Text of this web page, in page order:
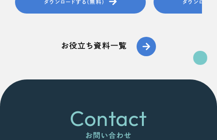
ダウンロードする（無料） ダウンロード
お役立ち資料一覧
Contact
お問い合わせ